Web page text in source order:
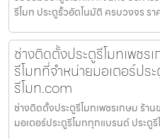
รีโมท ประตูรั้วอัตโนมัติ ครบวงจร ร
ช่างติดตั้งประตูรีโมทเพชร
รีโมทที่จำหน่ายมอเตอร์ปร
รีโมท.com
ช่างติดตั้งประตูรีโมทเพชรเกษม ร้า
มอเตอร์ประตูรีโมททุกแบรนด์ ประ